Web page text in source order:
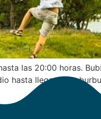
las 20:00 horas.
hasta llegar a las